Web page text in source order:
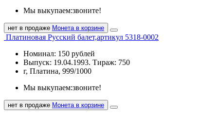
Мы выкупаем:звоните!
нет в продаже Монета в корзине
Платиновая Русский балет,артикул 5318-0002
Номинал: 150 рублей
Выпуск: 19.04.1993. Тираж: 750
г, Платина, 999/1000
Мы выкупаем:звоните!
нет в продаже Монета в корзине